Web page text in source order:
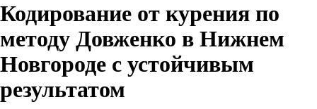
Кодирование от курения по
методу Довженко в Нижнем
Новгороде с устойчивым
результатом